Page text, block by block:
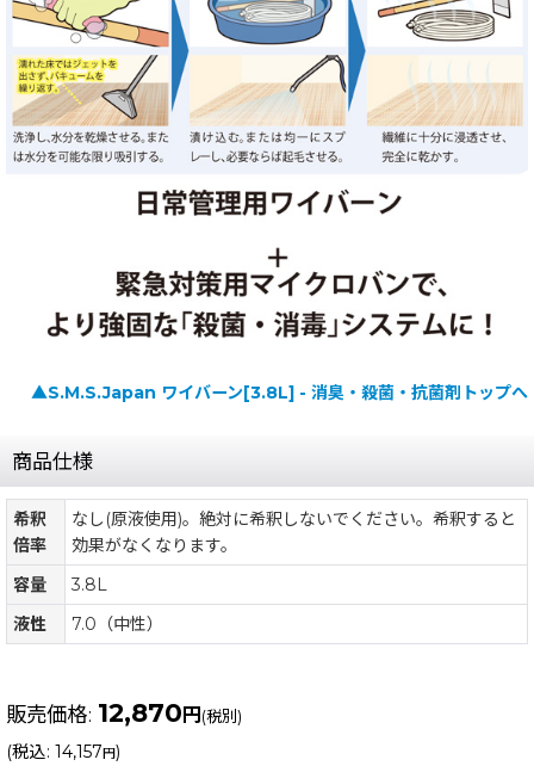
▲S.M.S.Japan ワイバーン[3.8L] - 消臭・殺菌・抗菌剤トップへ
商品仕様
希釈
倍率
なし(原液使用)。絶対に希釈しないでください。希釈すると
効果がなくなります。
容量
3.8L
液性
7.0（中性）
販売価格: 12,870 円 (税別)
(税込: 14,157 円)